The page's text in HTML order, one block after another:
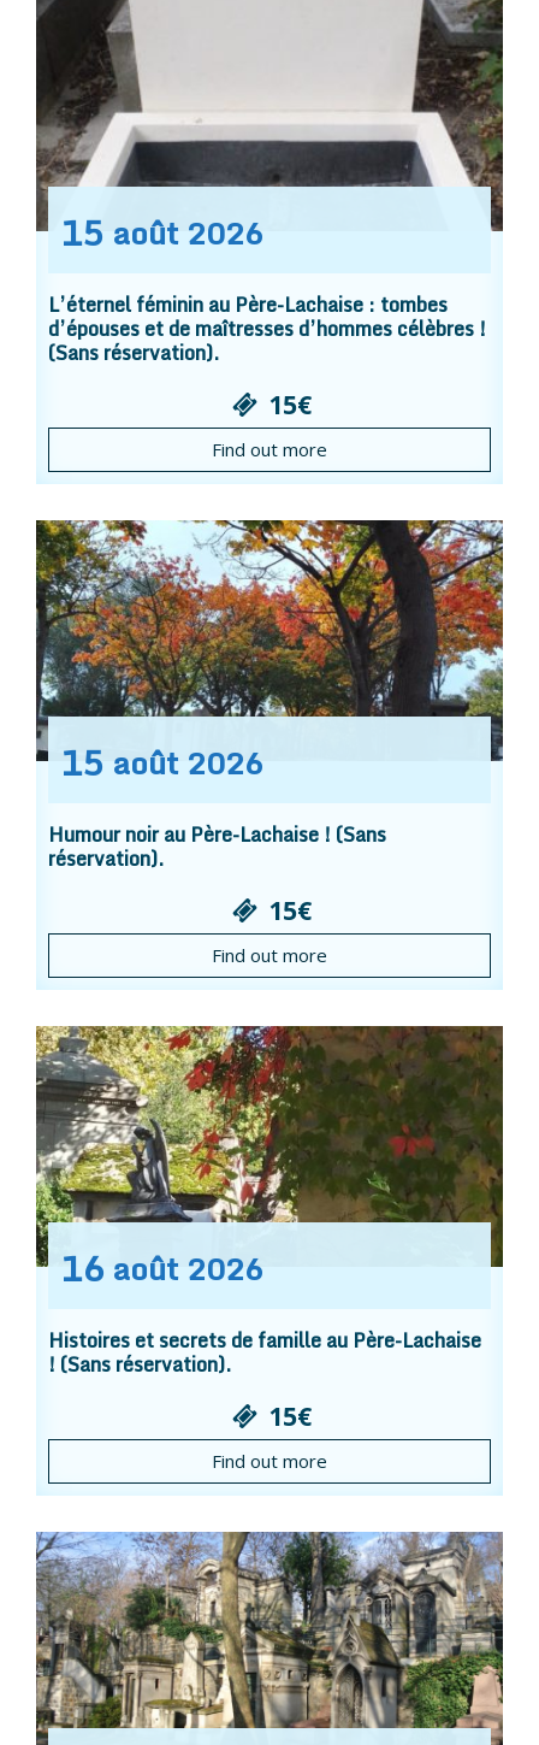
15 août 2026
L’éternel féminin au Père-Lachaise : tombes
d’épouses et de maîtresses d’hommes célèbres !
(Sans réservation).
15€
Find out more
15 août 2026
Humour noir au Père-Lachaise ! (Sans
réservation).
15€
Find out more
16 août 2026
Histoires et secrets de famille au Père-Lachaise
! (Sans réservation).
15€
Find out more